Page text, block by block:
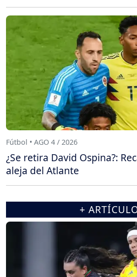
Fútbol • AGO 4 / 2026
¿Se retira David Ospina?:
aleja del Atlante
+